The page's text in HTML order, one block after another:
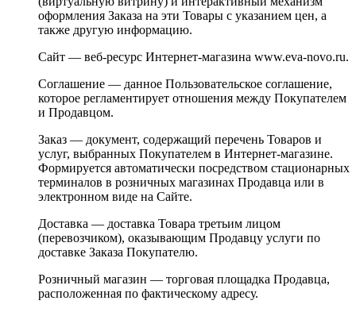
оформления Заказа на эти Товары с указанием цен, а
также другую информацию.
Сайт — веб-ресурс Интернет-магазина www.eva-novo.ru.
Соглашение — данное Пользовательское соглашение,
которое регламентирует отношения между Покупателем
и Продавцом.
Заказ — документ, содержащий перечень Товаров и
услуг, выбранных Покупателем в Интернет-магазине.
Формируется автоматически посредством стационарных
терминалов в розничных магазинах Продавца или в
электронном виде на Сайте.
Доставка — доставка Товара третьим лицом
(перевозчиком), оказывающим Продавцу услуги по
доставке Заказа Покупателю.
Розничный магазин — торговая площадка Продавца,
расположенная по фактическому адресу.